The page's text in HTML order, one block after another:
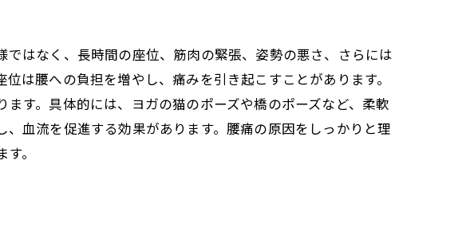
み合わせ
ズ
する方法
ーズ
はなく、長時間の座位、筋肉の緊張、姿勢の悪さ、さらには
は腰への負担を増やし、痛みを引き起こすことがあります。
す。具体的には、ヨガの猫のポーズや橋のポーズなど、柔軟
血流を促進する効果があります。腰痛の原因をしっかりと理
。